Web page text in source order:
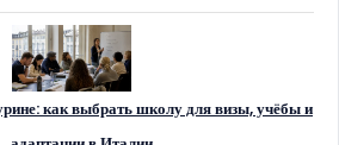
как выбрать школу для визы, учёбы и